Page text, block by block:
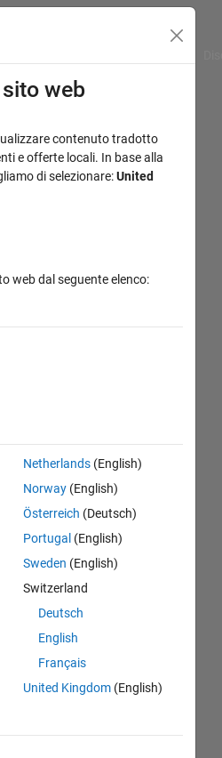
web
contenuto tradotto
e offerte locali. In base alla
di selezionare:United
web dal seguente elenco:
Netherlands(English)
Norway(English)
Österreich (Deutsch)
Portugal (English)
Sweden (English)
Switzerland
Deutsch
English
Français
United Kingdom(English)